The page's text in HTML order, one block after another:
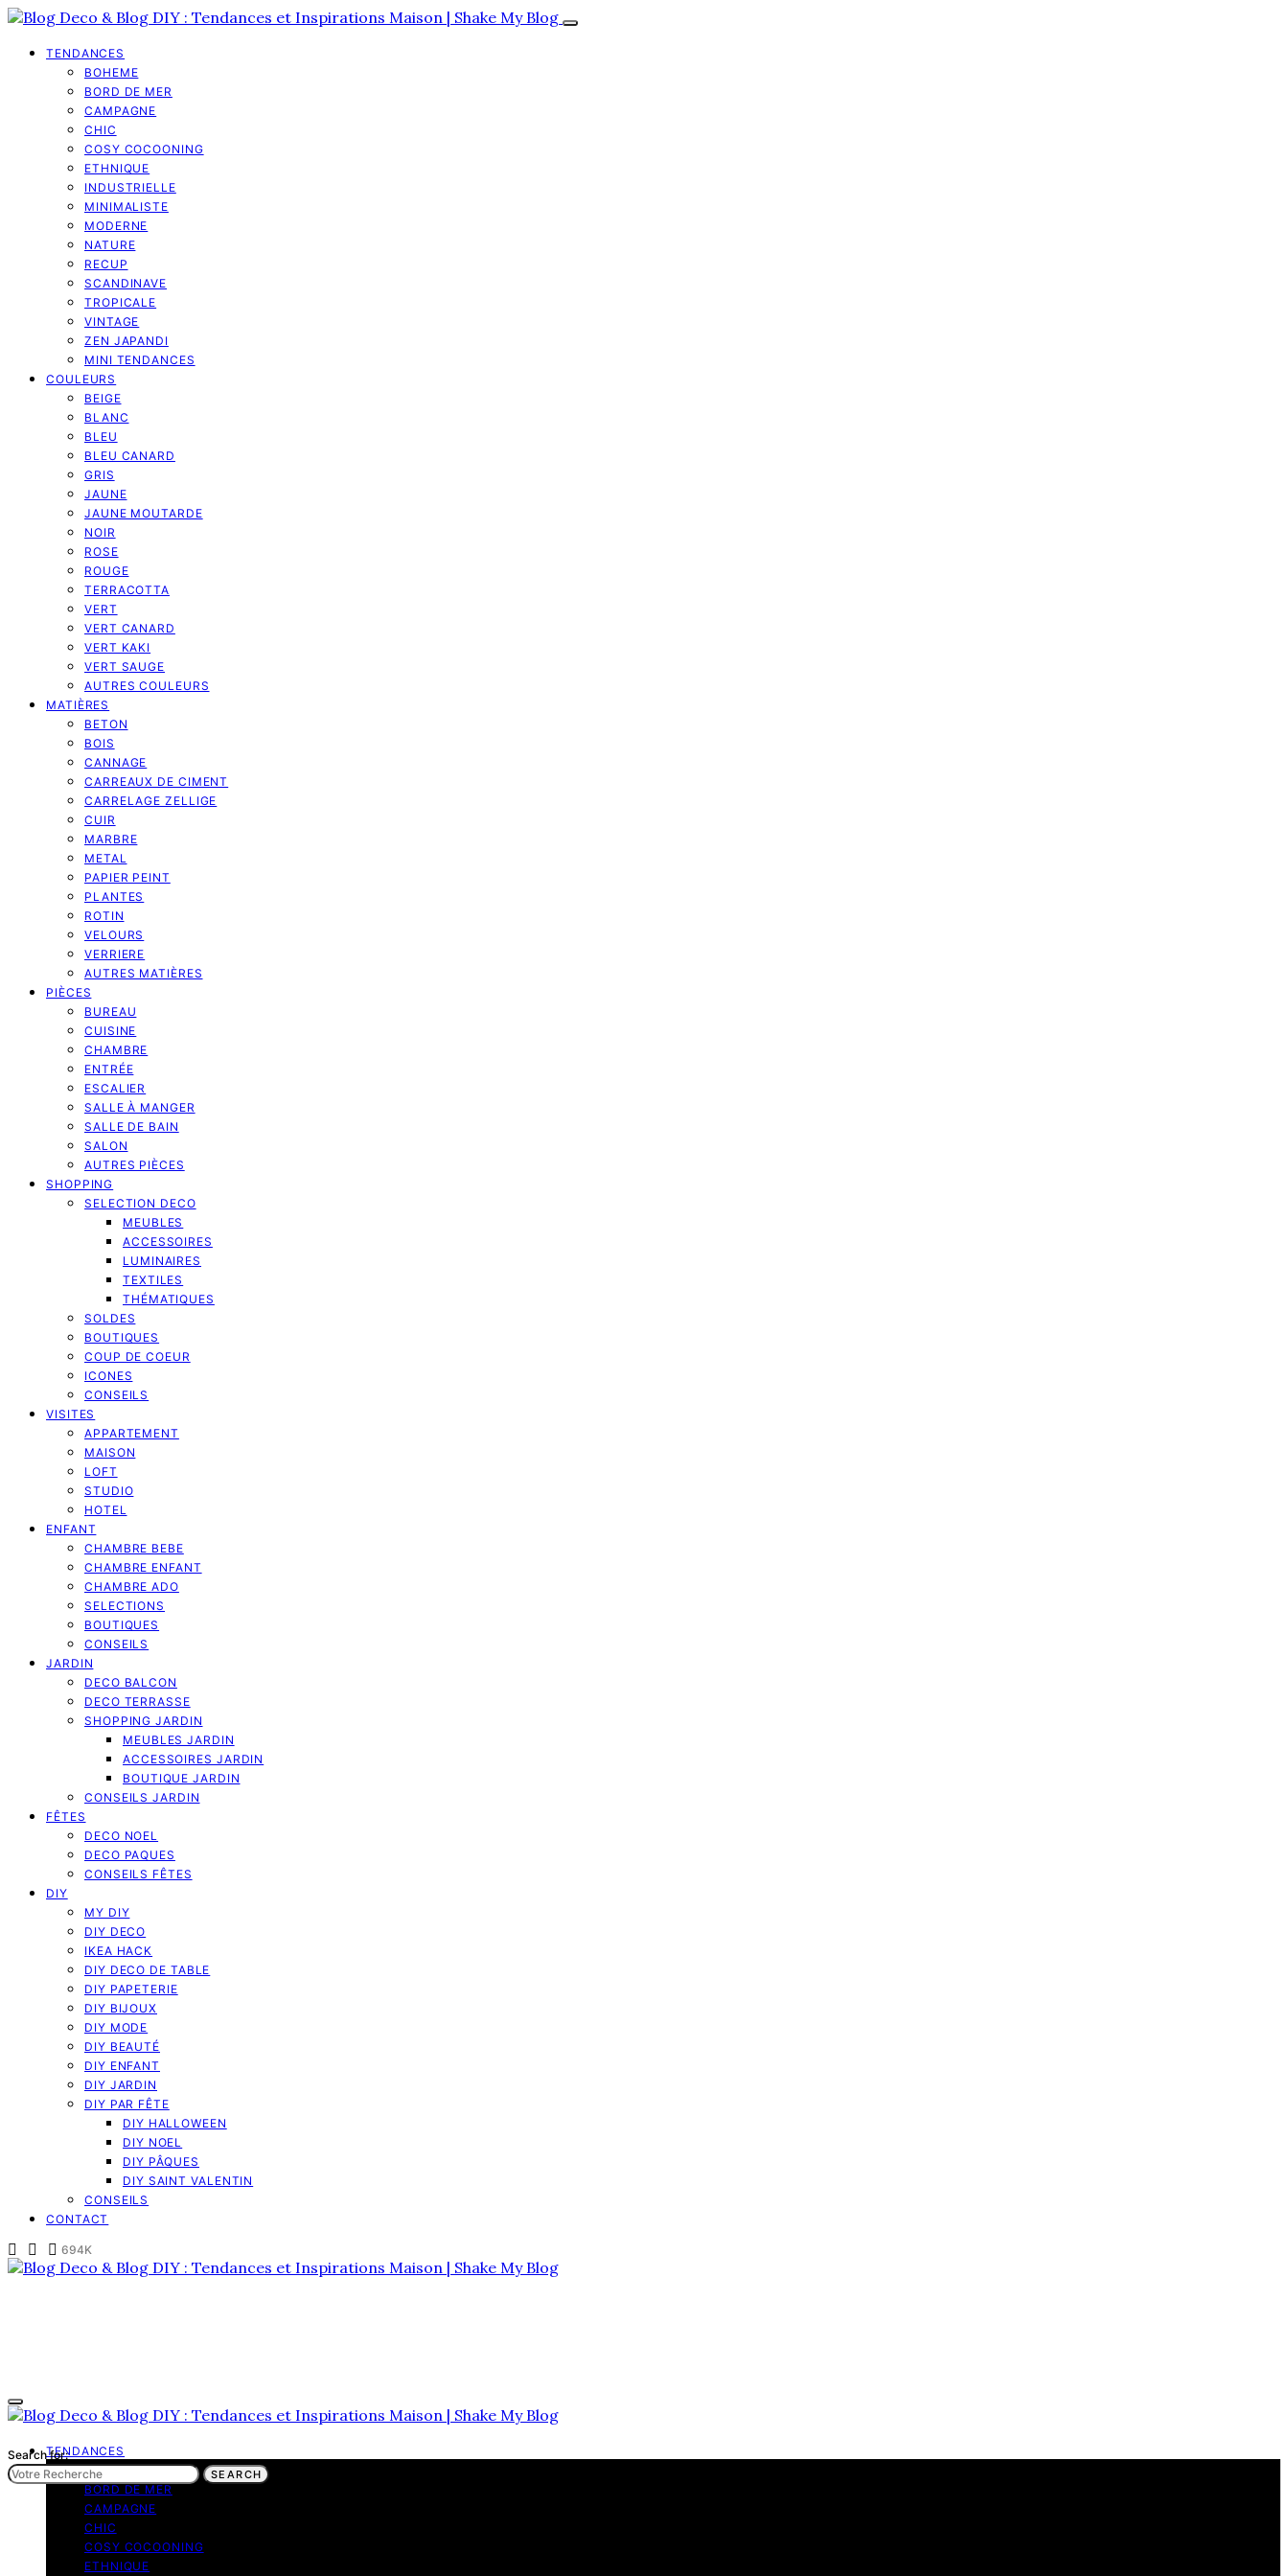
TENDANCES
BOHEME
BORD DE MER
CAMPAGNE
CHIC
COSY COCOONING
ETHNIQUE
INDUSTRIELLE
MINIMALISTE
MODERNE
NATURE
RECUP
SCANDINAVE
TROPICALE
VINTAGE
ZEN JAPANDI
MINI TENDANCES
COULEURS
BEIGE
BLANC
BLEU
BLEU CANARD
GRIS
JAUNE
JAUNE MOUTARDE
NOIR
ROSE
ROUGE
TERRACOTTA
VERT
VERT CANARD
VERT KAKI
VERT SAUGE
AUTRES COULEURS
MATIÈRES
BETON
BOIS
CANNAGE
CARREAUX DE CIMENT
CARRELAGE ZELLIGE
CUIR
MARBRE
METAL
PAPIER PEINT
PLANTES
ROTIN
VELOURS
VERRIERE
AUTRES MATIÈRES
PIÈCES
BUREAU
CUISINE
CHAMBRE
ENTRÉE
ESCALIER
SALLE À MANGER
SALLE DE BAIN
SALON
AUTRES PIÈCES
SHOPPING
SELECTION DECO
MEUBLES
ACCESSOIRES
LUMINAIRES
TEXTILES
THÉMATIQUES
SOLDES
BOUTIQUES
COUP DE COEUR
ICONES
CONSEILS
VISITES
APPARTEMENT
MAISON
LOFT
STUDIO
HOTEL
ENFANT
CHAMBRE BEBE
CHAMBRE ENFANT
CHAMBRE ADO
SELECTIONS
BOUTIQUES
CONSEILS
JARDIN
DECO BALCON
DECO TERRASSE
SHOPPING JARDIN
MEUBLES JARDIN
ACCESSOIRES JARDIN
BOUTIQUE JARDIN
CONSEILS JARDIN
FÊTES
DECO NOEL
DECO PAQUES
CONSEILS FÊTES
DIY
MY DIY
DIY DECO
IKEA HACK
DIY DECO DE TABLE
DIY PAPETERIE
DIY BIJOUX
DIY MODE
DIY BEAUTÉ
DIY ENFANT
DIY JARDIN
DIY PAR FÊTE
DIY HALLOWEEN
DIY NOEL
DIY PÂQUES
DIY SAINT VALENTIN
CONSEILS
CONTACT
694K
TENDANCES
BOHEME
BORD DE MER
CAMPAGNE
CHIC
COSY COCOONING
ETHNIQUE
Search for:
SEARCH